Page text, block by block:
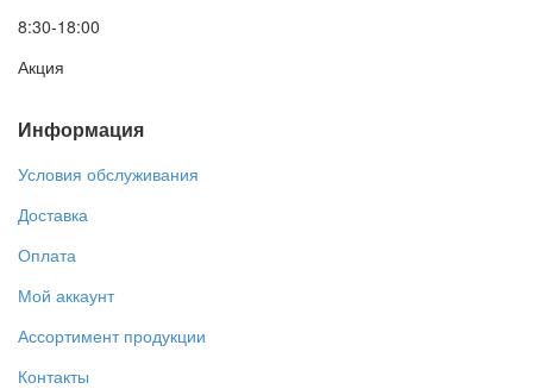
8:30-18:00
Акция
Информация
Условия обслуживания
Доставка
Оплата
Мой аккаунт
Ассортимент продукции
Контакты